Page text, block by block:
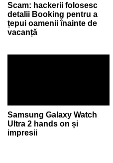
Scam: hackerii folosesc
detalii Booking pentru a
țepui oamenii înainte de
vacanță
Samsung Galaxy Watch
Ultra 2 hands on și
impresii